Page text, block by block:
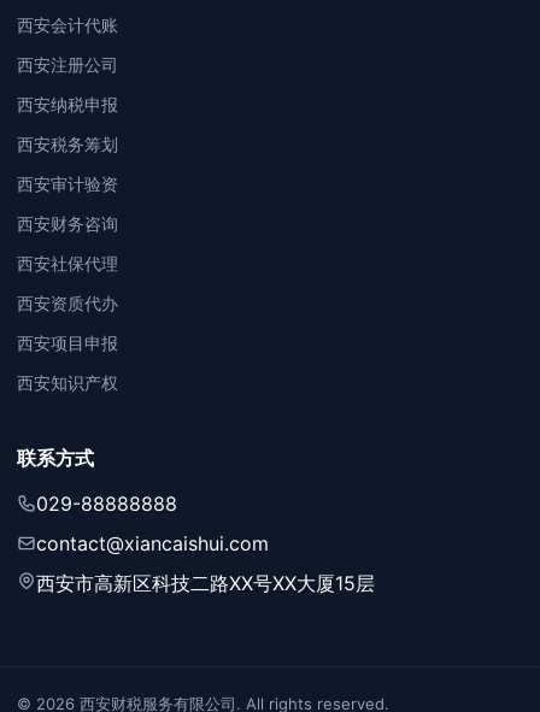
西安会计代账
西安注册公司
西安纳税申报
西安税务筹划
西安审计验资
西安财务咨询
西安社保代理
西安资质代办
西安项目申报
西安知识产权
联系方式
029-88888888
contact@xiancaishui.com
西安市高新区科技二路XX号XX大厦15层
© 2026 西安财税服务有限公司. All rights reserved.